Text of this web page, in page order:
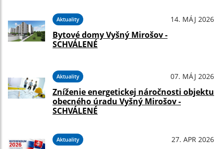
Aktuality 14. MÁJ 2026
Bytové domy Vyšný Mirošov -
SCHVÁLENÉ
Aktuality 07. MÁJ 2026
Zníženie energetickej náročnosti objektu
obecného úradu Vyšný Mirošov -
SCHVÁLENÉ
Aktuality 27. APR 2026